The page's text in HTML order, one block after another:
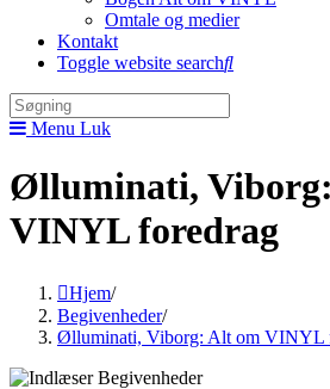
Omtale og medier
Kontakt
Toggle website search
Menu Luk
Ølluminati,
VINYL foredrag
Hjem/
Begivenheder/
Ølluminati, Viborg: Alt om VINYL